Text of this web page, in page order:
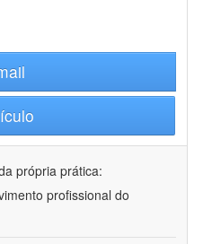
própria prática:
profissional do